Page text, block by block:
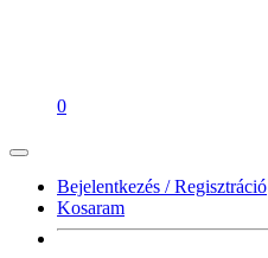
0
Bejelentkezés / Regisztráció
Kosaram